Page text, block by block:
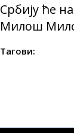
Србију ће
Милош
Тагови: